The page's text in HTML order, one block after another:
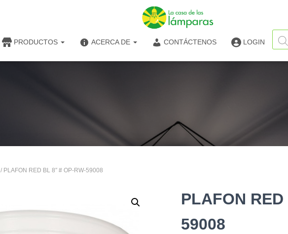
PRODUCTOS ACERCA DE CONTÁCTENOS LOGIN
de
/ PLAFON RED BL 8″ # OP-RW-59008
PLAFON
59008